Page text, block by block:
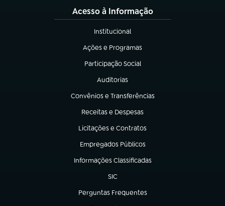
Acesso à Informação
Institucional
(abre em nova aba)
Ações e Programas
(abre em nova aba)
Participação Social
(abre em nova aba)
Auditorias
(abre em nova aba)
Convênios e Transferências
(abre em nova aba)
Receitas e Despesas
(abre em nova aba)
Licitações e Contratos
(abre em nova aba)
Empregados Públicos
(abre em nova aba)
Informações Classificadas
(abre em nova aba)
SIC
(abre em nova aba)
Perguntas Frequentes
(abre em nova aba)